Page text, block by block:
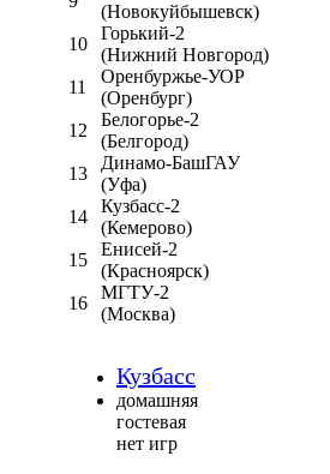
(Новокуйбышевск)
10
Горький-2
(Нижний Новгород)
11
Оренбуржье-УОР
(Оренбург)
12
Белогорье-2
(Белгород)
13
Динамо-БашГАУ
(Уфа)
14
Кузбасс-2
(Кемерово)
15
Енисей-2
(Красноярск)
16
МГТУ-2
(Москва)
Кузбасс
домашняя
гостевая
нет игр